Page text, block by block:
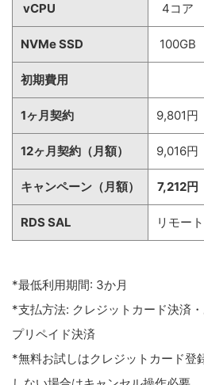
vCPU 4コア
NVMe SSD 100GB
初期費用
1ヶ月契約 9,801円
12ヶ月契約（月額） 9,016円
キャンペーン（月額） 7,212円
RDS SAL リモー
*最低利用期間: 3か月
*支払方法: クレジットカード決済
プリペイド決済
*無料お試しはクレジットカード登